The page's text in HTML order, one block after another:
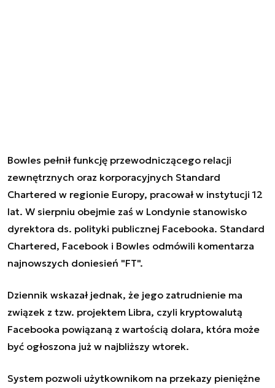
Bowles pełnił funkcję przewodniczącego relacji
zewnętrznych oraz korporacyjnych Standard
Chartered w regionie Europy, pracował w instytucji 12
lat. W sierpniu obejmie zaś w Londynie stanowisko
dyrektora ds. polityki publicznej Facebooka. Standard
Chartered, Facebook i Bowles odmówili komentarza
najnowszych doniesień "FT".
Dziennik wskazał jednak, że jego zatrudnienie ma
związek z tzw. projektem Libra, czyli kryptowalutą
Facebooka powiązaną z wartością dolara, która może
być ogłoszona już w najbliższy wtorek.
System pozwoli użytkownikom na przekazy pieniężne